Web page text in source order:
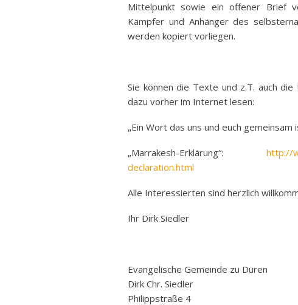
Mittelpunkt sowie ein offener Brief
Kämpfer und Anhänger des
werden kopiert vorliegen.
Sie können die Texte und z.T. auch
dazu vorher im Internet lesen:
„Ein Wort das uns und euch gemeinsam
„Marrakesh-Erklärung“: http://
declaration.html
Alle Interessierten sind herzlich
Ihr Dirk Siedler
Evangelische Gemeinde zu Düren
Dirk Chr. Siedler
Philippstraße 4